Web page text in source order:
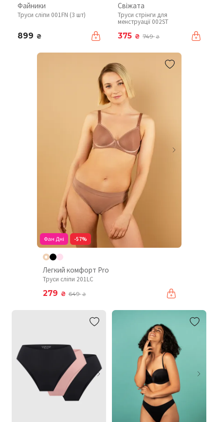
Файники
Труси сліпи 001FN (3 шт)
899 ₴
Свіжата
Труси стрінги для
менструації 002ST
375 ₴ 749₴
Фан Дні -57%
Легкий комфорт Pro
Труси сліпи 201LC
279 ₴ 649₴